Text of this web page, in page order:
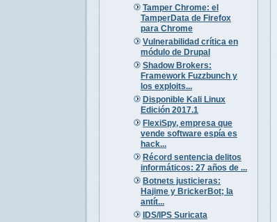
Tamper Chrome: el
TamperData de Firefox
para Chrome
Vulnerabilidad crítica en
módulo de Drupal
Shadow Brokers:
Framework Fuzzbunch y
los exploits...
Disponible Kali Linux
Edición 2017.1
FlexiSpy, empresa que
vende software espía es
hack...
Récord sentencia delitos
informáticos: 27 años de ...
Botnets justicieras:
Hajime y BrickerBot; la
antít...
IDS/IPS Suricata